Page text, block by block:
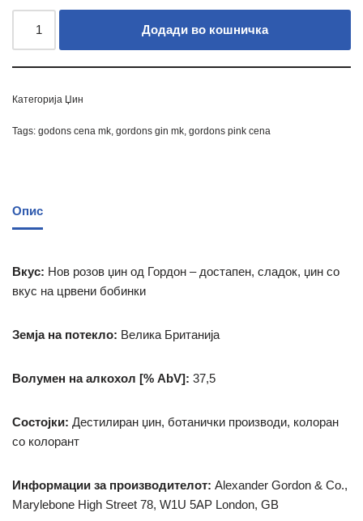
Додади во кошничка
Категорија Џин
Tags: godons cena mk gordons gin mk gordons pink cena
Опис
Вкус: Нов розов џин од Гордон – достапен, сладок, џин со
вкус на црвени бобинки
Земја на потекло: Велика Британија
Волумен на алкохол [% AbV]: 37,5
Состојки: Дестилиран џин, ботанички производи, колоран
со колорант
Информации за производителот: Alexander Gordon & Co.,
Marylebone High Street 78, W1U 5AP London, GB